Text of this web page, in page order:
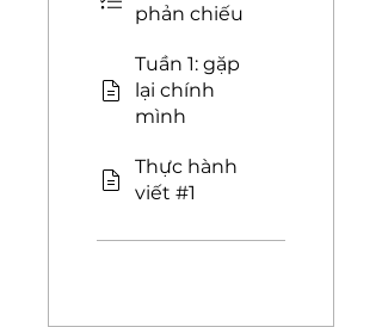
phản chiếu
Tuần 1: gặp
lại chính
mình
Thực hành
viết #1